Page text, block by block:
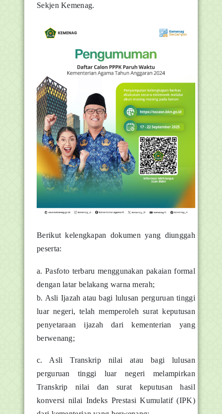
Sekjen Kemenag.
Berikut kelengkapan dokumen yang diunggah
peserta:
a. Pasfoto terbaru menggunakan pakaian formal
dengan latar belakang warna merah;
b. Asli Ijazah atau bagi lulusan perguruan tinggi
luar negeri, telah memperoleh surat keputusan
penyetaraan ijazah dari kementerian yang
berwenang;
c. Asli Transkrip nilai atau bagi lulusan
perguruan tinggi luar negeri melampirkan
Transkrip nilai dan surat keputusan hasil
konversi nilai Indeks Prestasi Kumulatif (IPK)